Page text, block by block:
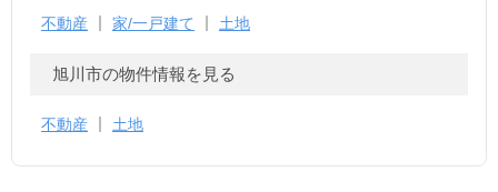
不動産 家/一戸建て 土地
旭川市の物件情報を見る
不動産 土地